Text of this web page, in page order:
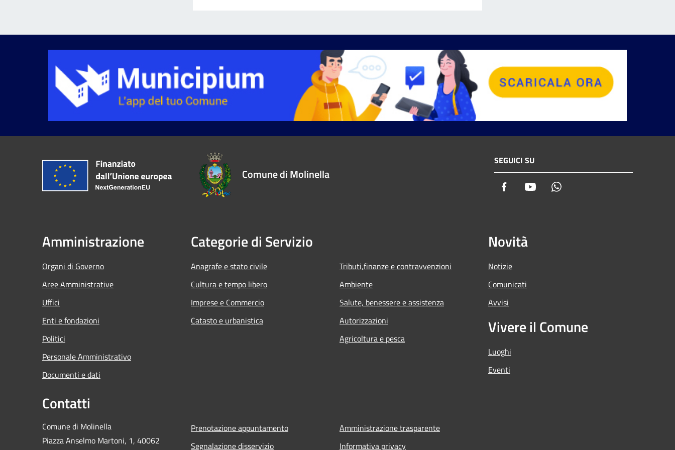
Comune di Molinella
SEGUICI SU
Facebook Youtube
Amministrazione
Organi di Governo
Aree Amministrative
Uffici
Enti e fondazioni
Politici
Personale Amministrativo
Documenti e dati
Categorie di Servizio
Anagrafe e stato civile
Cultura e tempo libero
Imprese e Commercio
Catasto e urbanistica
Tributi,finanze e contravvenzioni
Ambiente
Salute, benessere e assistenza
Autorizzazioni
Agricoltura e pesca
Novità
Notizie
Comunicati
Avvisi
Vivere il Comune
Luoghi
Eventi
Contatti
Comune di Molinella
Piazza Anselmo Martoni, 1, 40062
Prenotazione appuntamento
Segnalazione disservizio
Amministrazione trasparente
Informativa privacy